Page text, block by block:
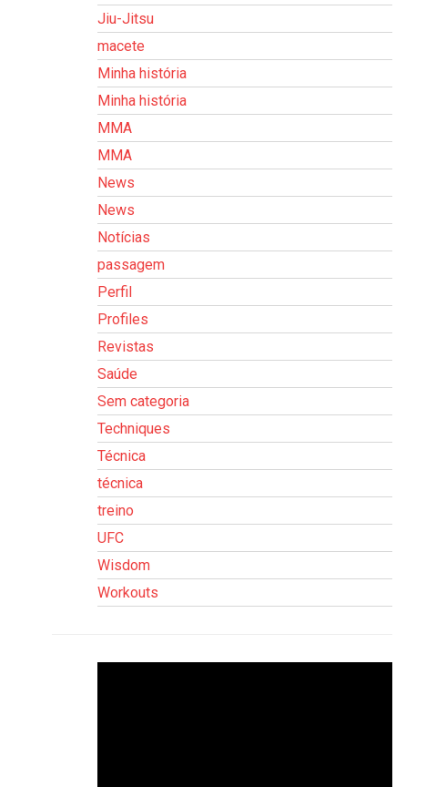
Jiu-Jitsu
macete
Minha história
Minha história
MMA
MMA
News
News
Notícias
passagem
Perfil
Profiles
Revistas
Saúde
Sem categoria
Techniques
Técnica
técnica
treino
UFC
Wisdom
Workouts